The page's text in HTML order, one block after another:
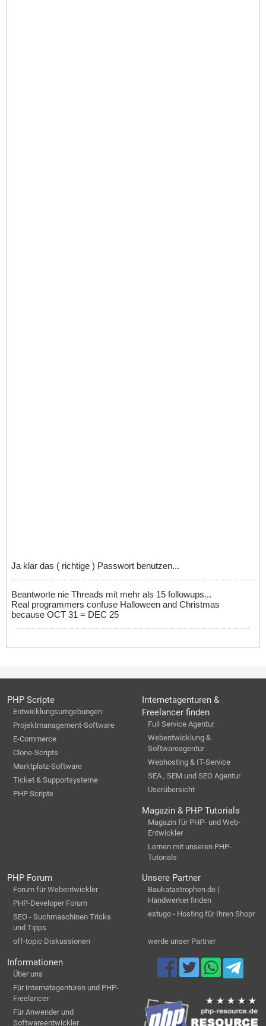
Ja klar das ( richtige ) Passwort benutzen...
Beantworte nie Threads mit mehr als 15 followups...
Real programmers confuse Halloween and Christmas
because OCT 31 = DEC 25
PHP Scripte
Entwicklungsumgebungen
Projektmanagement-Software
E-Commerce
Clone-Scripts
Marktplatz-Software
Ticket & Supportsysteme
PHP Scripte
Internetagenturen &
Freelancer finden
Full Service Agentur
Webentwicklung &
Softwareagentur
Webhosting & IT-Service
SEA , SEM und SEO Agentur
Userübersicht
Magazin & PHP Tutorials
Magazin für PHP- und Web-
Entwickler
Lernen mit unseren PHP-
Tutorials
PHP Forum
Forum für Webentwickler
PHP-Developer Forum
SEO - Suchmaschinen Tricks
und Tipps
off-topic Diskussionen
Unsere Partner
Baukatastrophen.de |
Handwerker finden
estugo - Hosting für Ihren Shopr
werde unser Partner
Informationen
Über uns
Für Internetagenturen und PHP-
Freelancer
Für Anwender und
Softwareentwickler